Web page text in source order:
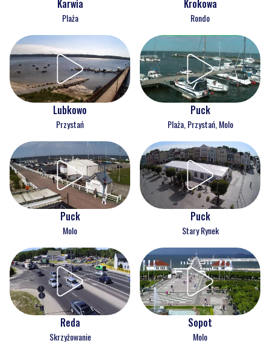
Karwia
Plaża
Krokowa
Rondo
Lubkowo
Przystań
Puck
Plaża, Przystań, Molo
Puck
Molo
Puck
Stary Rynek
Reda
Skrzyżowanie
Sopot
Molo